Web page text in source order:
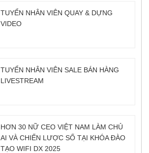
TUYỂN NHÂN VIÊN QUAY & DỰNG
VIDEO
TUYỂN NHÂN VIÊN SALE BÁN HÀNG
LIVESTREAM
HƠN 30 NỮ CEO VIỆT NAM LÀM CHỦ
AI VÀ CHIẾN LƯỢC SỐ TẠI KHÓA ĐÀO
TẠO WIFI DX 2025